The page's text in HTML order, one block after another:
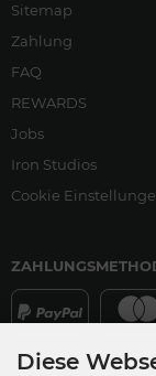
Sitemap
Zahlung
FAQ
REWARDS
Jobs
Iron Studios
Cookie
Diese